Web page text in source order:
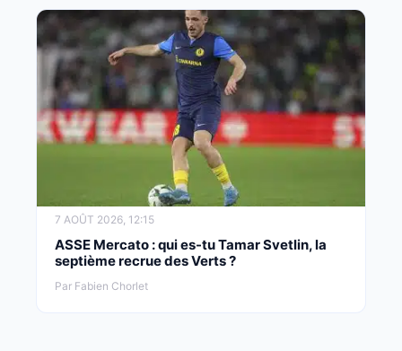
7 AOÛT 2026, 12:15
ASSE Mercato : qui es-tu Tamar Svetlin, la
septième recrue des Verts ?
Par Fabien Chorlet